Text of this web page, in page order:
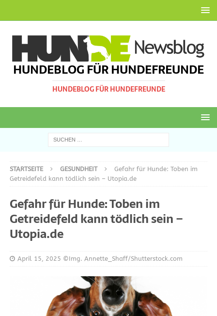
HUNDEBLOG FÜR HUNDEFREUNDE
HUNDEBLOG FÜR HUNDEFREUNDE
STARTSEITE GESUNDHEIT
Gefahr für Hunde: Toben im
Getreidefeld kann tödlich sein – Utopia.de
Gefahr für Hunde: Toben im
Getreidefeld kann tödlich sein –
Utopia.de
April 15, 2025 ©Img. Annette_Shaff/Shutterstock.com